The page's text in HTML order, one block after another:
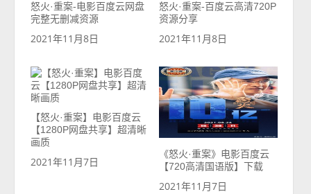
怒火·重案-电影百度云网盘
完整无删减资源
2021年11月8日
怒火·重案-百度云高清720P
资源分享
2021年11月8日
【怒火·重案】电影百度云
【1280P网盘共享】超清晰
画质
2021年11月7日
《怒火·重案》电影百度云
【720高清国语版】下载
2021年11月7日